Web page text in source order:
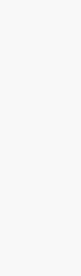
竞赛的王虹、